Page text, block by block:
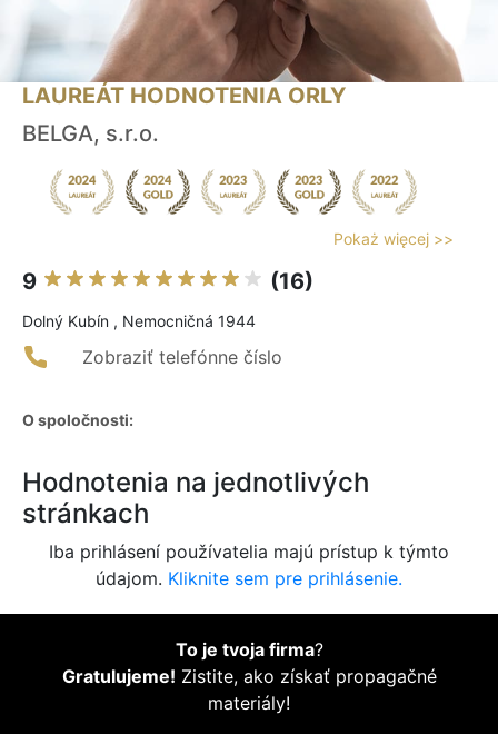
LAUREÁT HODNOTENIA ORLY
BELGA, s.r.o.
Pokaż więcej >>
9 (16)
Dolný Kubín , Nemocničná 1944
Zobraziť telefónne číslo
O spoločnosti:
Hodnotenia na jednotlivých
stránkach
Iba prihlásení používatelia majú prístup k týmto
údajom. Kliknite sem pre prihlásenie.
To je tvoja firma?
Gratulujeme! Zistite, ako získať propagačné
materiály!